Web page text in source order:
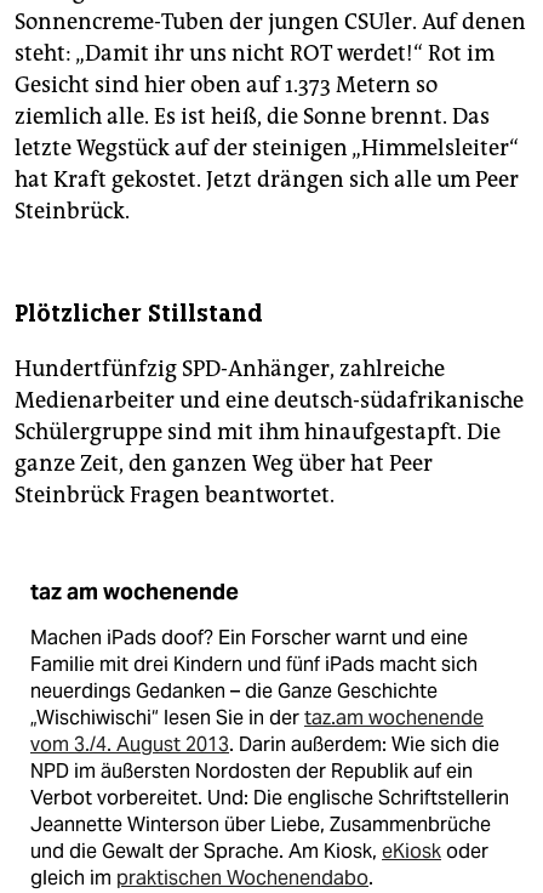
Sonnencreme-Tuben der jungen CSUler. Auf denen
steht: „Damit ihr uns nicht ROT werdet!“ Rot im
Gesicht sind hier oben auf 1.373 Metern so
ziemlich alle. Es ist heiß, die Sonne brennt. Das
letzte Wegstück auf der steinigen „Himmelsleiter“
hat Kraft gekostet. Jetzt drängen sich alle um Peer
Steinbrück.
Plötzlicher Stillstand
Hundertfünfzig SPD-Anhänger, zahlreiche
Medienarbeiter und eine deutsch-südafrikanische
Schülergruppe sind mit ihm hinaufgestapft. Die
ganze Zeit, den ganzen Weg über hat Peer
Steinbrück Fragen beantwortet.
taz am wochenende
Machen iPads doof? Ein Forscher warnt und eine
Familie mit drei Kindern und fünf iPads macht sich
neuerdings Gedanken – die Ganze Geschichte
„Wischiwischi“ lesen Sie in dertaz.am wochenende
vom 3./4. August 2013. Darin außerdem: Wie sich die
NPD im äußersten Nordosten der Republik auf ein
Verbot vorbereitet. Und: Die englische Schriftstellerin
Jeannette Winterson über Liebe, Zusammenbrüche
und die Gewalt der Sprache. Am Kiosk, eKioskoder
gleich im praktischen Wochenendabo.